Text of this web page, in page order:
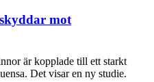
mot
är kopplade till ett starkt
Det visar en ny studie.